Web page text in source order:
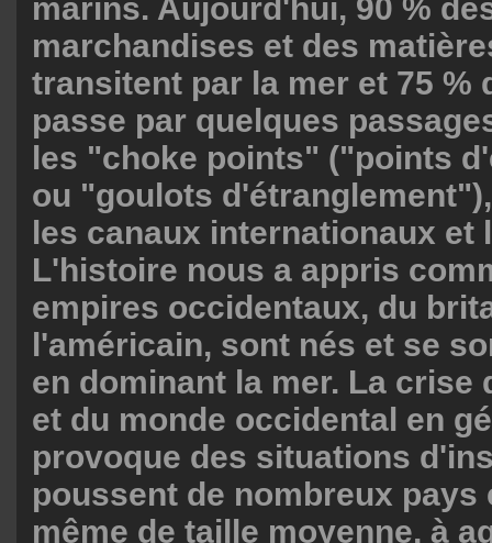
marins. Aujourd'hui, 90 %
marchandises et des
transitent par la mer et 75 %
passe par quelques
les "choke points" ("points
ou "goulots
les canaux internationaux et
L'histoire nous a appris
empires occidentaux, du
l'américain, sont nés et se
en dominant la mer. La crise
et du monde occidental en
provoque des situations
poussent de nombreux pays
même de taille moyenne, à